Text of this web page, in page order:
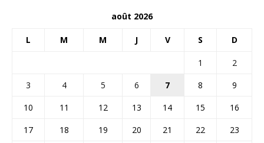
août 2026
L M M J V S D
1
2
3
4 5 6 7 8
9
10
11 12 13 14 15
16
17
18 19 20 21 22 23